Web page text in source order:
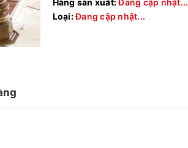
Hãng sản xuất:Đang cập nhật...
Loại:Đang cập nhật...